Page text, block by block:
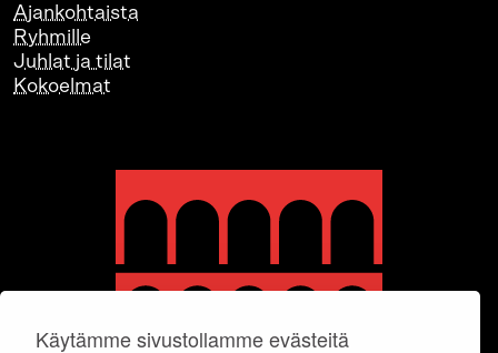
Käytämme sivustollamme evästeitä
Ajankohtaista
Ryhmille
Juhlat ja tilat
Kokoelmat